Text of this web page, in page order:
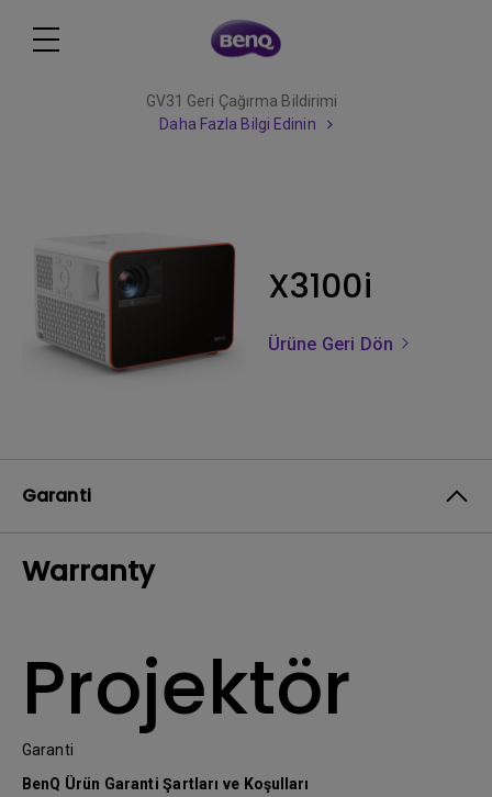
GV31 Geri Çağırma Bildirimi
Daha Fazla Bilgi Edinin
X3100i
Ürüne Geri Dön
Garanti
Warranty
Projektör
Garanti
BenQ Ürün Garanti Şartları ve Koşulları